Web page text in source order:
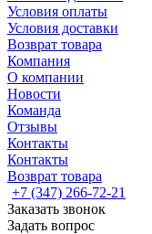
Условия оплаты
Условия доставки
Возврат товара
Компания
О компании
Новости
Команда
Отзывы
Контакты
Контакты
Возврат товара
+7 (347) 266-72-21
Заказать звонок
Задать вопрос